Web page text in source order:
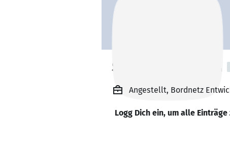
Sebastian Grimm
Angestellt, Bordnetz
Logg Dich ein, um alle Einträge